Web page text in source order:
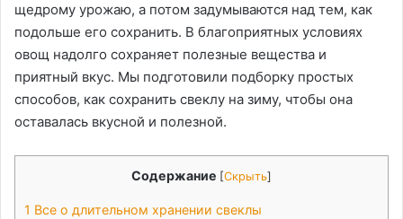
щедрому урожаю, а потом задумываются над тем, как
подольше его сохранить. В благоприятных условиях
овощ надолго сохраняет полезные вещества и
приятный вкус. Мы подготовили подборку простых
способов, как сохранить свеклу на зиму, чтобы она
оставалась вкусной и полезной.
Содержание [Скрыть]
1 Все о длительном хранении свеклы